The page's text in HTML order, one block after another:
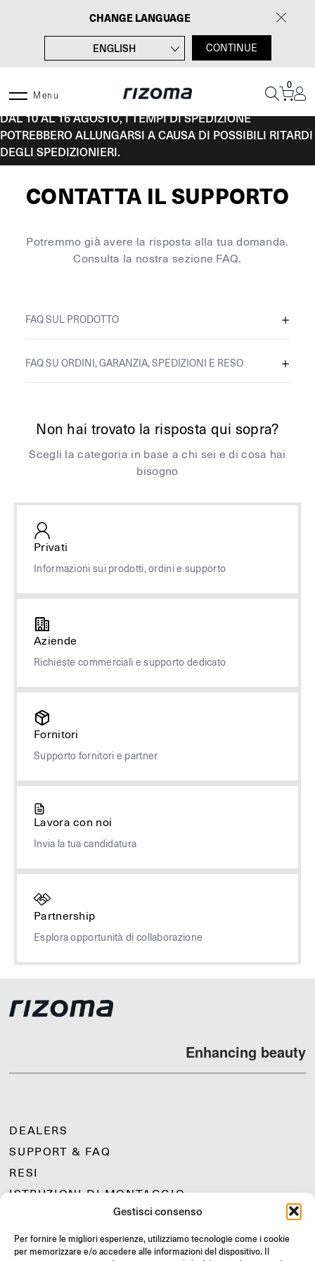
Gestisci consenso
Per fornire le migliori esperienze, utilizziamo tecnologie come i cookie
per memorizzare e/o accedere alle informazioni del dispositivo. Il
contenuto
CHANGE LANGUAGE
ENGLISH
DEUTSCH
ESPAÑOL
CONTINUE
Menu
0
DAL 10 AL 16 AGOSTO, I TEMPI DI SPEDIZIONE
POTREBBERO ALLUNGARSI A CAUSA DI POSSIBILI RITARDI
DEGLI SPEDIZIONIERI.
CONTATTA IL SUPPORTO
Potremmo già avere la risposta alla tua domanda.
Consulta la nostra sezione FAQ.
FAQ SUL PRODOTTO
FAQ SU ORDINI, GARANZIA, SPEDIZIONI E RESO
Non hai trovato la risposta qui sopra?
Scegli la categoria in base a chi sei e di cosa hai
bisogno
Privati
Informazioni sui prodotti, ordini e supporto
Aziende
Richieste commerciali e supporto dedicato
Fornitori
Supporto fornitori e partner
Lavora con noi
Invia la tua candidatura
Partnership
Esplora opportunità di collaborazione
Enhancing beauty
DEALERS
SUPPORT & FAQ
RESI
ISTRUZIONI DI MONTAGGIO
LIMITED OFFERS
JOIN US